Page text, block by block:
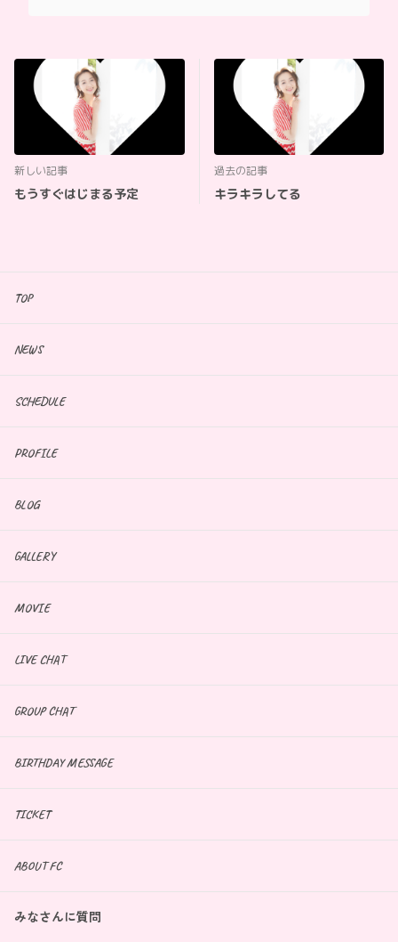
新しい記事
もうすぐはじまる予定
過去の記事
キラキラしてる
TOP
NEWS
SCHEDULE
PROFILE
BLOG
GALLERY
MOVIE
LIVE CHAT
GROUP CHAT
BIRTHDAY MESSAGE
TICKET
ABOUT FC
みなさんに質問